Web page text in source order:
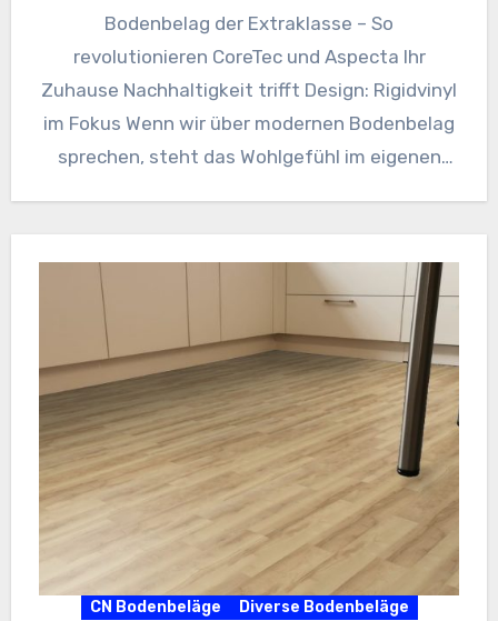
Bodenbelag der Extraklasse – So
revolutionieren CoreTec und Aspecta Ihr
Zuhause Nachhaltigkeit trifft Design: Rigidvinyl
im Fokus Wenn wir über modernen Bodenbelag
sprechen, steht das Wohlgefühl im eigenen
CN Bodenbeläge Diverse Bodenbeläge